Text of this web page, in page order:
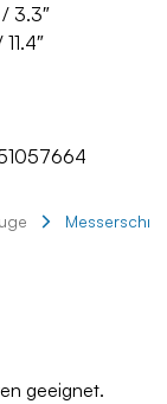
3.3″
geeignet.